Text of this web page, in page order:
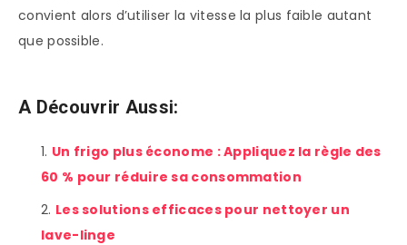
convient alors d’utiliser la vitesse la plus faible autant
que possible.
A Découvrir Aussi:
Un frigo plus économe : Appliquez la règle des
60 % pour réduire sa consommation
Les solutions efficaces pour nettoyer un
lave-linge